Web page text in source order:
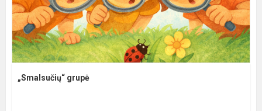
„Smalsučių“ grupė